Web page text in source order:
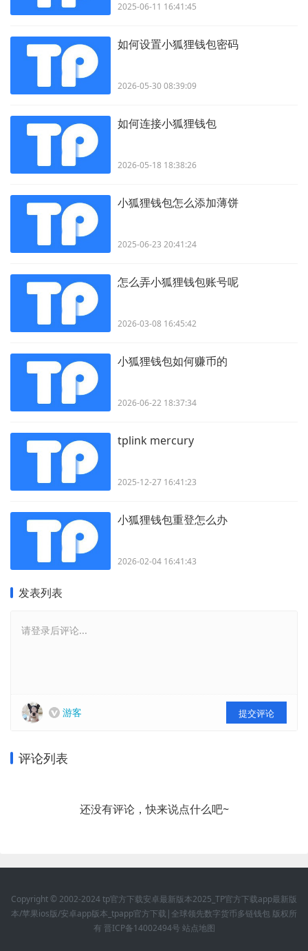
2025-06-11 16:41:45
如何设置小狐狸钱包密码
2026-05-30 08:39:09
如何连接小狐狸钱包
2026-05-18 18:38:26
小狐狸钱包怎么添加薄饼
2025-06-23 20:41:24
怎么弄小狐狸钱包账号呢
2026-03-08 16:45:42
小狐狸钱包如何赚币的
2026-06-22 18:37:34
tplink mercury
2025-12-27 16:41:23
小狐狸钱包重登怎么办
2026-02-04 16:41:43
发表列表
请登录后评论...
游客 提交评论
评论列表
还没有评论，快来说点什么吧~
Copyright © 2002-2024 tp官方下载安卓最新版本2025_TP官方下载app最新版
本/苹果ios版/安卓app版本_tpapp官方下载|全球领先数字货币多链钱包 版权所
有 晋ICP备14002494号 站点地图